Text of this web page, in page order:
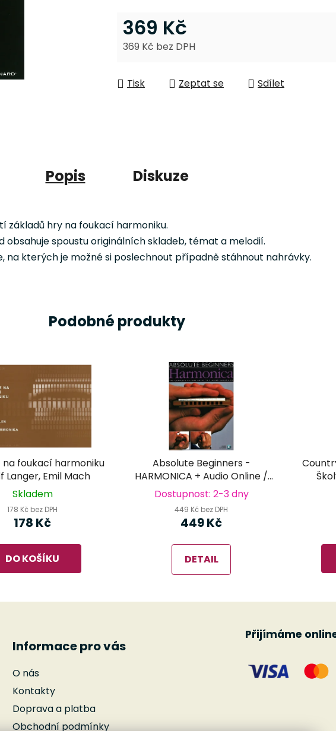
369 Kč
369 Kč bez DPH
Tisk
Zeptat se Sdílet
Popis Diskuze
základů hry na foukací harmoniku.
spoustu originálních skladeb, témat a melodií.
na kterých je možné si poslechnout případně stáhnout nahrávky.
Podobné produkty
na foukací harmoniku
Langer, Emil Mach
Skladem
178 Kč bez DPH
178 Kč
DO KOŠÍKU
Absolute Beginners -
HARMONICA + Audio Online /
kompletní obrazový průvodce
hry na foukací harmoniku
Dostupnost: 2-3 dny
449 Kč bez DPH
449 Kč
DETAIL
Informace pro vás
O nás
Kontakty
Doprava a platba
Obchodní podmínky
Přijímáme